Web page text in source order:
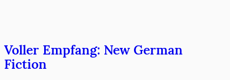
Voller Empfang: New German
Fiction